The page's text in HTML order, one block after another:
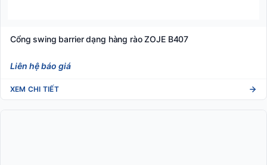
Cổng swing barrier dạng hàng rào ZOJE B407
Liên hệ báo giá
XEM CHI TIẾT